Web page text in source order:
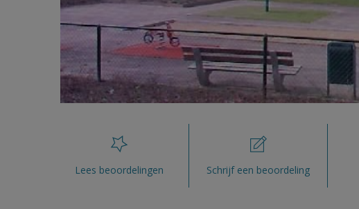
Lees beoordelingen Schrijf een beoordeling